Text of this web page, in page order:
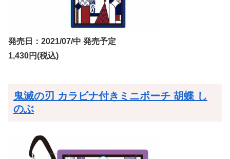
発売日：2021/07/中 発売予定
1,430円(税込)
鬼滅の刃 カラビナ付きミニポーチ 胡蝶 し
のぶ